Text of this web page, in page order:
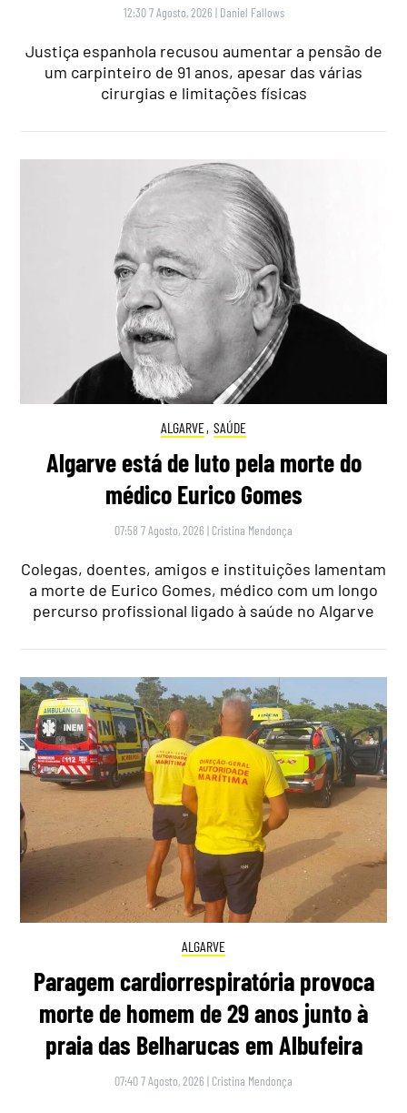
12:30 7 Agosto, 2026 | Daniel Fallows
Justiça espanhola recusou aumentar a pensão de
um carpinteiro de 91 anos, apesar das várias
cirurgias e limitações físicas
ALGARVE, SAÚDE
Algarve está de luto pela morte do
médico Eurico Gomes
07:58 7 Agosto, 2026 | Cristina Mendonça
Colegas, doentes, amigos e instituições lamentam
a morte de Eurico Gomes, médico com um longo
percurso profissional ligado à saúde no Algarve
ALGARVE
Paragem cardiorrespiratória provoca
morte de homem de 29 anos junto à
praia das Belharucas em Albufeira
07:40 7 Agosto, 2026 | Cristina Mendonça